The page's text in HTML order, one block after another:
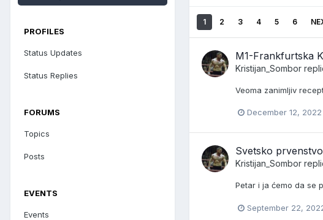
PROFILES
Status Updates
Status Replies
FORUMS
Topics
Posts
EVENTS
Events
1 2 3 4 5 6
M1-Frankfurtska
Kristijan_Sombor
Veoma zanimljiv
December 12, 2022
Svetsko
Kristijan_Sombor
Petar i ja ćemo da se
September 22,